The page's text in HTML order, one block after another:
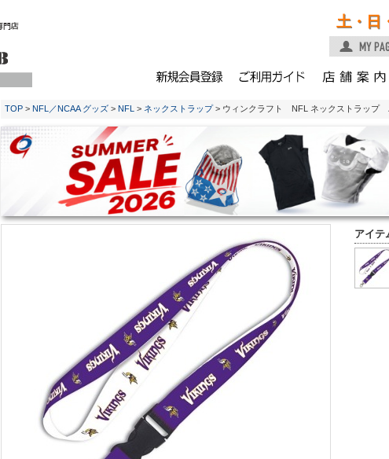
土・日
TOP > NFL／NCAA グッズ > NFL > ネックストラップ> ウィンクラフト NFL ネックストラップ
アイテ